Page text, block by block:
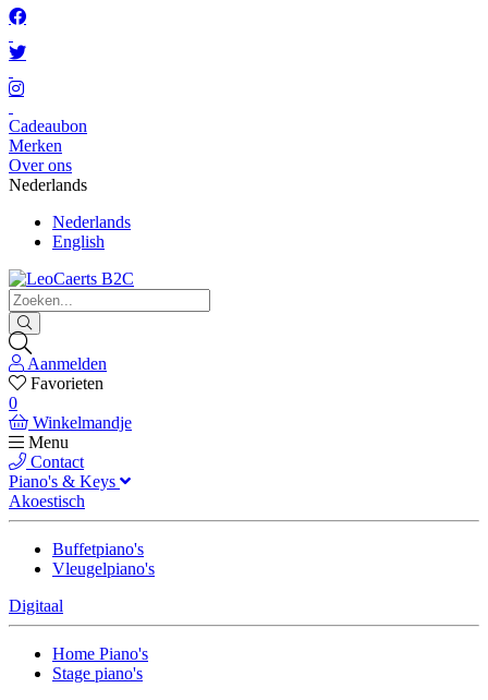
Cadeaubon
Merken
Over ons
Nederlands
Nederlands
English
Aanmelden
Favorieten
0
Winkelmandje
Menu
Contact
Piano's & Keys
Akoestisch
Buffetpiano's
Vleugelpiano's
Digitaal
Home Piano's
Stage piano's